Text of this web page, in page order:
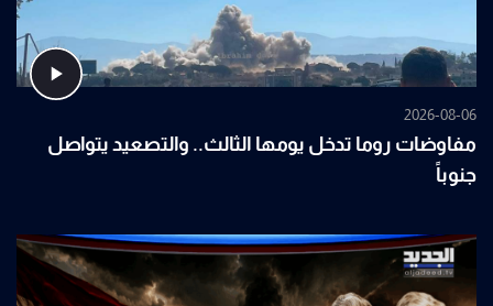
2026-08-06
مفاوضات روما تدخل يومها الثالث.. والتصعيد يتواصل
جنوباً